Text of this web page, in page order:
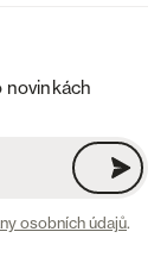
novinkách
osobních údajů.